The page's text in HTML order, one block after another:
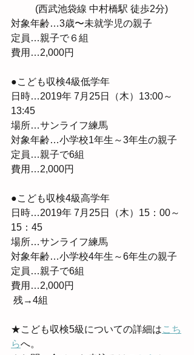
(西武池袋線 中村橋駅 徒歩2分)
対象年齢…3歳〜未就学児の親子
定員…親子で６組
費用…2,000円
●こども収検4級低学年
日時…2019年 7月25日（木）13:00～
13:45
場所…サンライフ練馬
対象年齢…小学校1年生～3年生の親子
定員…親子で6組
費用…2,000円
●こども収検4級高学年
日時…2019年 7月25日（木）15：00～
15：45
場所…サンライフ練馬
対象年齢…小学校4年生～6年生の親子
定員…親子で6組
費用…2,000円
残→4組
★こども収検5級についての詳細はこち
らへ。